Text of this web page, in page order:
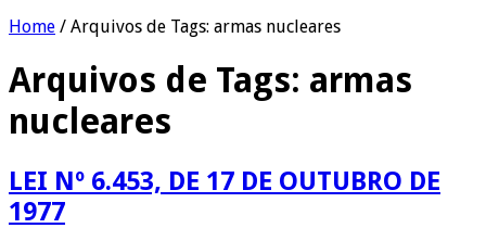
Home / Arquivos de Tags: armas nucleares
Arquivos de Tags: armas
nucleares
LEI Nº 6.453, DE 17 DE OUTUBRO DE
1977